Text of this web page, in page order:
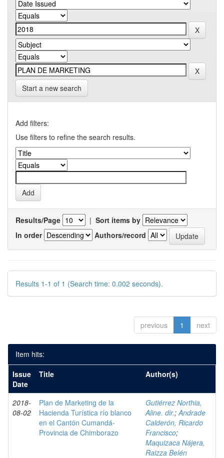
Start a new search
Add filters:
Use filters to refine the search results.
Results/Page | Sort items by
In order
Authors/record
Results 1-1 of 1 (Search time: 0.002 seconds).
previous 1 next
Item hits:
Issue
Date
Title Author(s)
2018-
08-02
Plan de Marketing de la
Hacienda Turística río blanco
en el Cantón Cumandá-
Provincia de Chimborazo
Gutiérrez Northia,
Aline. dir.;Andrade
Calderón, Ricardo
Francisco;
Maquizaca Nájera,
Raizza Belén